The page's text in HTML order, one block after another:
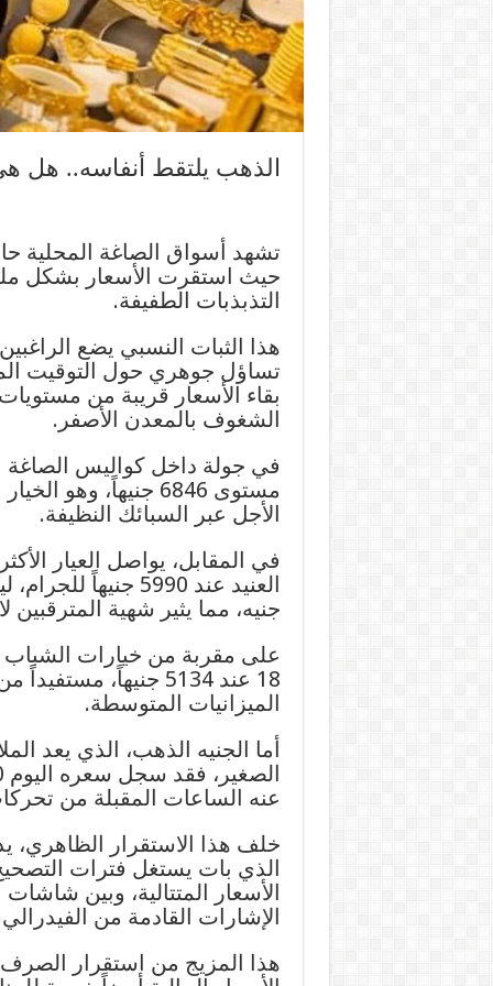
الذهب يلتقط أنفاسه.. هل
تشهد أسواق الصاغة المحلية
حيث استقرت الأسعار بشكل
التذبذبات الطفيفة.
هذا الثبات النسبي يضع
تساؤل جوهري حول التوقيت
بقاء الأسعار قريبة من
الشغوف بالمعدن الأصفر.
مستوى 6846 جنيهاً،
الأجل عبر السبائك النظيفة.
العنيد عند 5990
جنيه، مما يثير شهية
على مقربة من خيارات الشباب
18 عند 5134 جنيهاً،
الميزانيات المتوسطة.
أما الجنيه الذهب، الذي يعد
عنه الساعات المقبلة من
خلف هذا الاستقرار
الذي بات يستغل فترات
الأسعار المتتالية، وبين
الإشارات القادمة من
هذا المزيج من استقرار